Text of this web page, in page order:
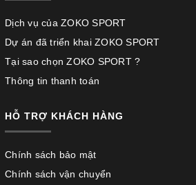
Dịch vụ của ZOKO SPORT
Dự án đã triển khai ZOKO SPORT
Tại sao chọn ZOKO SPORT ?
Thông tin thanh toán
HỖ TRỢ KHÁCH HÀNG
Chính sách bảo mật
Chính sách vận chuyển